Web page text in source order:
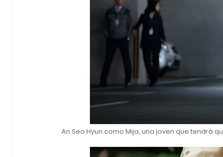
An Seo Hyun como Mija, una joven que tendrá